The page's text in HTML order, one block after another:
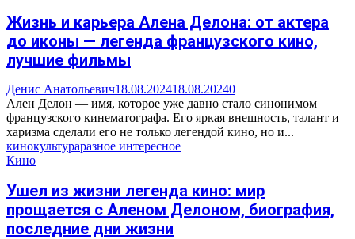
Жизнь и карьера Алена Делона: от актера
до иконы — легенда французского кино,
лучшие фильмы
Денис Анатольевич18.08.202418.08.20240
Ален Делон — имя, которое уже давно стало синонимом
французского кинематографа. Его яркая внешность, талант и
харизма сделали его не только легендой кино, но и...
кинокультураразное интересное
Кино
Ушел из жизни легенда кино: мир
прощается с Аленом Делоном, биография,
последние дни жизни